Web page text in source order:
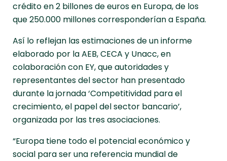
crédito en 2 billones de euros en Europa, de los
que 250.000 millones corresponderían a España.
Así lo reflejan las estimaciones de un informe
elaborado por la AEB, CECA y Unacc, en
colaboración con EY, que autoridades y
representantes del sector han presentado
durante la jornada ‘Competitividad para el
crecimiento, el papel del sector bancario’,
organizada por las tres asociaciones.
“Europa tiene todo el potencial económico y
social para ser una referencia mundial de